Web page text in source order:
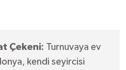
Çekeni: Turnuvaya ev
kendi seyircisi